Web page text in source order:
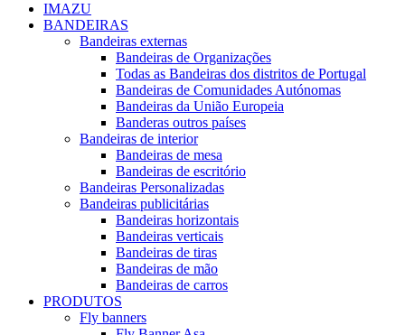
IMAZU
BANDEIRAS
Bandeiras externas
Bandeiras de Organizações
Todas as Bandeiras dos distritos de Portugal
Bandeiras de Comunidades Autónomas
Bandeiras da União Europeia
Banderas outros países
Bandeiras de interior
Bandeiras de mesa
Bandeiras de escritório
Bandeiras Personalizadas
Bandeiras publicitárias
Bandeiras horizontais
Bandeiras verticais
Bandeiras de tiras
Bandeiras de mão
Bandeiras de carros
PRODUTOS
Fly banners